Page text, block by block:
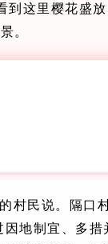
这里樱花盛放
。
村民说。隔口
地制宜、多措